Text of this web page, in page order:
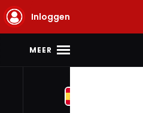
Inloggen
MEER